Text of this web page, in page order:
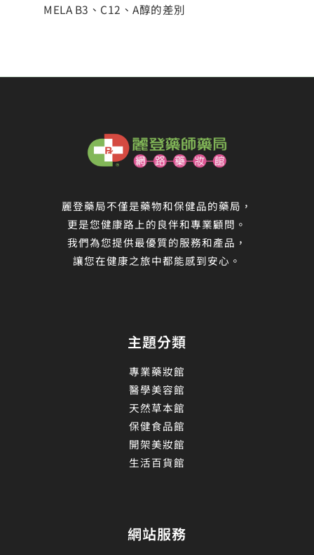
MELA B3、C12、A醇的差別
麗登藥局不僅是藥物和保健品的藥局，
更是您健康路上的良伴和專業顧問。
我們為您提供最優質的服務和產品，
讓您在健康之旅中都能感到安心。
主題分類
專業藥妝館
醫學美容館
天然草本館
保健食品館
開架美妝館
生活百貨館
網站服務